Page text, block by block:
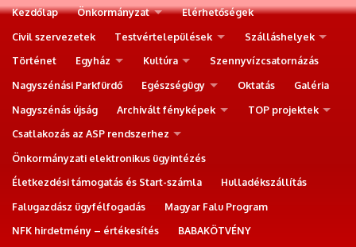
Kezdőlap Önkormányzat
Elérhetőségek
Civil szervezetek
Testvértelepülések
Szálláshelyek
Történet
Egyház Kultúra
Szennyvízcsatornázás
Nagyszénási Parkfürdő
Egészségügy Oktatás
Galéria
Nagyszénás újság
Archivált fényképek
TOP projektek
Csatlakozás az ASP rendszerhez
Önkormányzati elektronikus ügyintézés
Életkezdési támogatás és Start-számla
Hulladékszállítás
Falugazdász ügyfélfogadás
Magyar Falu Program
NFK hirdetmény – értékesítés
BABAKÖTVÉNY